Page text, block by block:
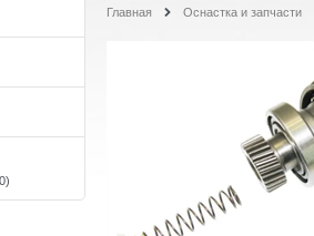
Главная Оснастка и запчасти